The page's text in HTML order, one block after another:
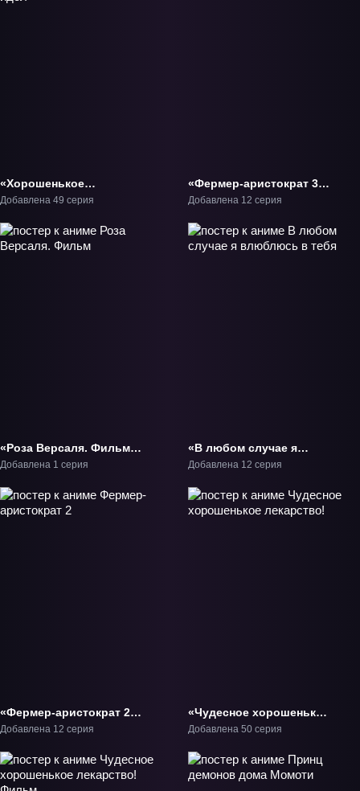
«Хорошенькое
лекарство: Ты и идол»
Добавлена 49 серия
«Фермер-аристократ 3»
ТВ-3
Добавлена 12 серия
«Роза Версаля. Фильм»
Фильм-1
Добавлена 1 серия
«В любом случае я
влюблюсь в тебя» ТВ-1
Добавлена 12 серия
«Фермер-аристократ 2»
ТВ-2
Добавлена 12 серия
«Чудесное хорошенькое
лекарство!» ТВ-1
Добавлена 50 серия